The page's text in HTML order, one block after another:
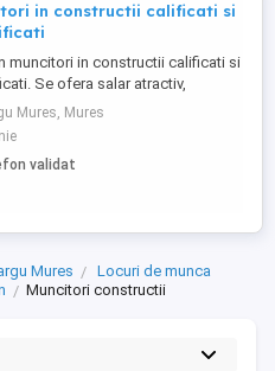
in constructii calificati si
muncitori in constructii calificati si
Se ofera salar atractiv,
la locul de munca, bonusuri pe
realizarilor. Se cere seriozitate,
si spirit de echipa
Mures, Mures
validat
Mures
Locuri de munca
Muncitori constructii